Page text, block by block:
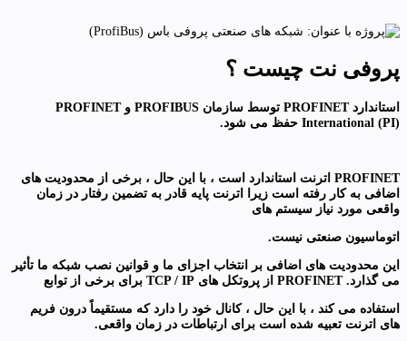
پروفی نت چیست ؟
استاندارد PROFINET توسط سازمان PROFIBUS و PROFINET
International (PI) حفظ می شود.
PROFINET اترنت استاندارد است ، با این حال ، برخی از محدودیت های
اضافی به کار رفته است زیرا اترنت پایه قادر به تضمین رفتار در زمان
واقعی مورد نیاز سیستم های
اتوماسیون صنعتی نیست.
این محدودیت های اضافی بر انتخاب اجزای ما و قوانین نصب شبکه ما تأثیر
می گذارد. PROFINET از پروتکل های TCP / IP برای برخی از توابع
استفاده می کند ، با این حال ، کانال خود را دارد که مستقیماً درون فریم
های اترنت تعبیه شده است برای ارتباطات در زمان واقعی.